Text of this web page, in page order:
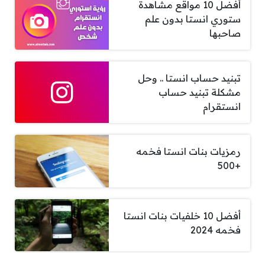
أفضل 10 مواقع مشاهدة
ستوري انستا بدون علم
صاحبها
تبنيد حساب انستا .. وحل
مشكلة تبنيد حساب
انستقرام
رمزيات بنات انستا فخمه
+500
أفضل 10 خلفيات بنات انستا
فخمه 2024